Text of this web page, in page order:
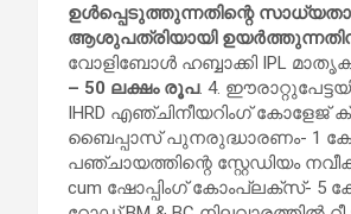
ഉൾപ്പെടുത്തുന്നതിന്റെ
ആശുപത്രിയായി
വോളിബോൾ ഹബ്ബാക്കി IPL
– 50 ലക്ഷം രൂപ. 4.
IHRD എഞ്ചിനീയറിംഗ് കോളേജ്
ബൈപ്പാസ് പുനരുദ്ധാരണം- 1
പഞ്ചായത്തിന്റെ സ്റ്റേഡിയം
cum ഷോപ്പിംഗ് കോംപ്ലക്സ്- 5